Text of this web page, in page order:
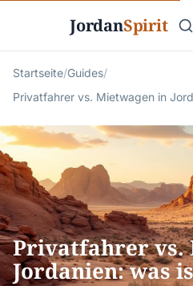
JordanSpirit
Startseite/Guides/
Privatfahrer vs. Mietwagen in
Privatfahrer vs.
Jordanien: was